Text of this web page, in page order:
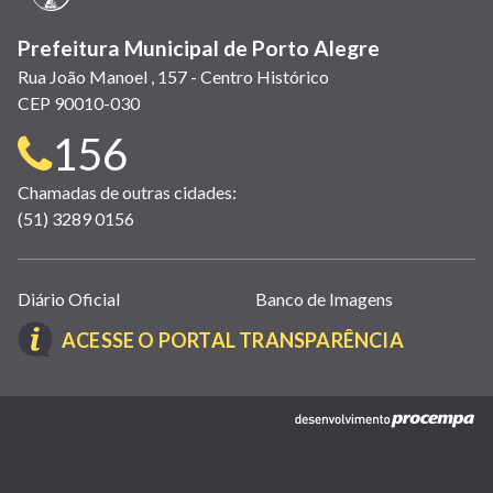
Prefeitura Municipal de Porto Alegre
Rua João Manoel , 157 - Centro Histórico
CEP 90010-030
Telefone
para
contato:
156
Chamadas de outras cidades:
(51) 3289 0156
Links
úteis
(abrem
nova
Diário Oficial Banco de Imagens
ACESSE O PORTAL TRANSPARÊNCIA(LINK
EM
NOVA